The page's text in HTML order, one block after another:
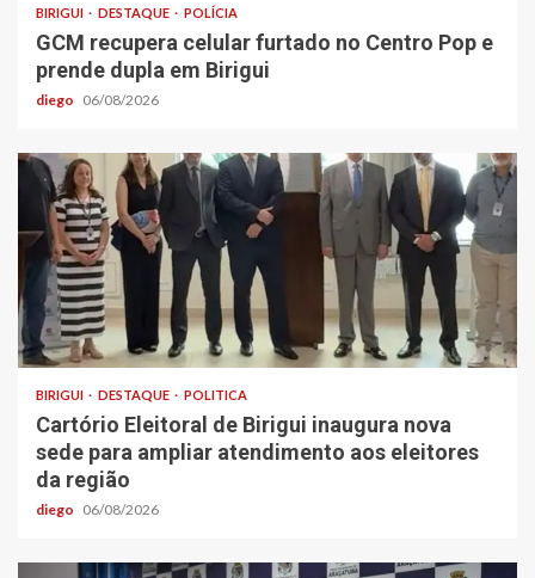
BIRIGUI DESTAQUE POLÍCIA
GCM recupera celular furtado no Centro Pop e
prende dupla em Birigui
diego 06/08/2026
BIRIGUI DESTAQUE POLITICA
Cartório Eleitoral de Birigui inaugura nova
sede para ampliar atendimento aos eleitores
da região
diego 06/08/2026